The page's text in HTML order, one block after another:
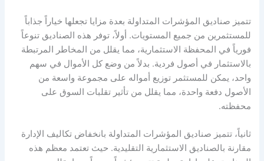
تتميز صناديق المؤشرات المتداولة بعدة مزايا تجعلها خياراً جذاباً
للمستثمرين من جميع المستويات. أولاً، توفر هذه الصناديق تنوعاً
فورياً في المحفظة الاستثمارية، مما يقلل من المخاطر المرتبطة
بالاستثمار في أصول فردية. بدلاً من وضع كل الأموال في سهم
واحد، يمكن للمستثمر توزيع أمواله على مجموعة واسعة من
الأصول دفعة واحدة، مما يقلل من تأثير تقلبات السوق على
محفظته.
ثانياً، تتميز صناديق المؤشرات المتداولة بانخفاض تكاليف الإدارة
مقارنة بالصناديق الاستثمارية التقليدية. حيث تعتمد معظم هذه